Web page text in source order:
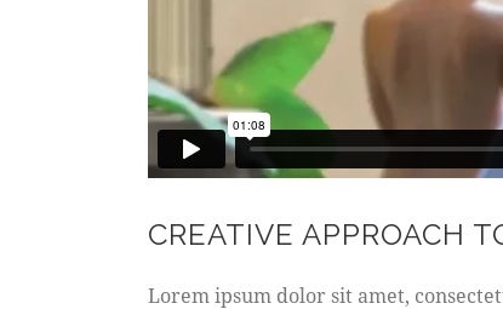
CREATIVE APPROACH
Lorem ipsum dolor sit amet,